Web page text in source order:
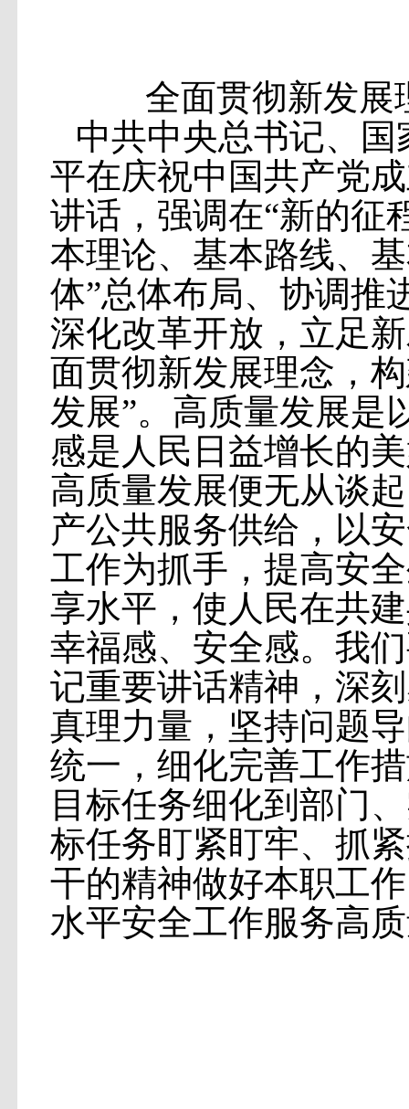
全面贯彻新发展
中共中央总书记、
平在庆祝中国共产党
讲话，强调在“新的征
本理论、基本路线、
体”总体布局、协调推
深化改革开放，立足
面贯彻新发展理念，
发展”。高质量发展是
感是人民日益增长的
高质量发展便无从谈
产公共服务供给，以
工作为抓手，提高安
享水平，使人民在共
幸福感、安全感。我
记重要讲话精神，深
真理力量，坚持问题
统一，细化完善工作
目标任务细化到部门
标任务盯紧盯牢、抓
干的精神做好本职工
水平安全工作服务高